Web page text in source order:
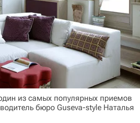
из самых популярных приемов
бюро Guseva-style Наталья